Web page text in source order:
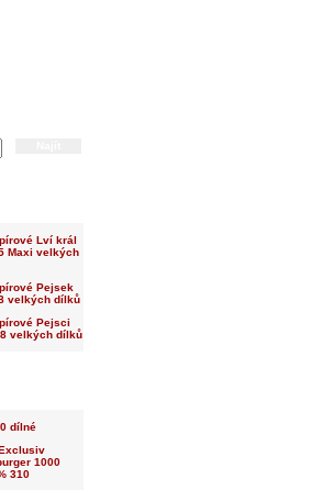
Lví král
Maxi velkých
Pejsek
velkých dílků
Pejsci
velkých dílků
dílné
1000
310